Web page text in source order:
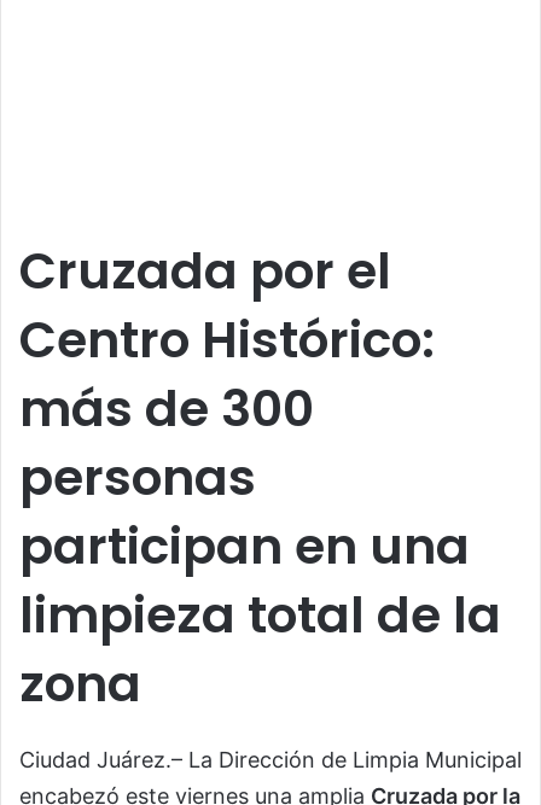
Cruzada por el
Centro Histórico:
más de 300
personas
participan en una
limpieza total de la
zona
Ciudad Juárez.– La Dirección de Limpia Municipal
encabezó este viernes una amplia Cruzada por la